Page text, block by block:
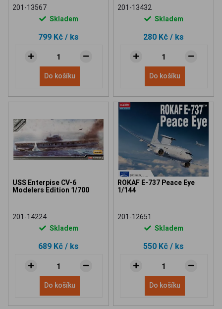
201-13567
Skladem
799 Kč / ks
Do košíku
201-13432
Skladem
280 Kč / ks
Do košíku
USS Enterpise CV-6
Modelers Edition 1/700
201-14224
Skladem
689 Kč / ks
Do košíku
ROKAF E-737 Peace Eye
1/144
201-12651
Skladem
550 Kč / ks
Do košíku